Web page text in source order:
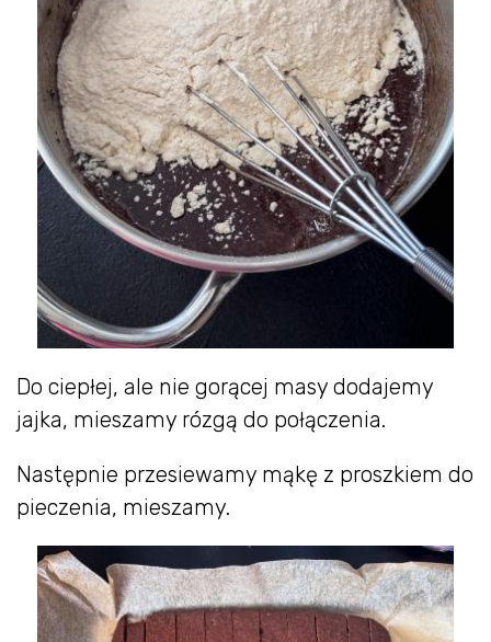
Do ciepłej, ale nie gorącej masy dodajemy
jajka, mieszamy rózgą do połączenia.
Następnie przesiewamy mąkę z proszkiem do
pieczenia, mieszamy.